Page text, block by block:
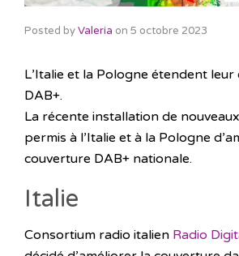
Posted byValeria on 5 octobre 2023
L’Italie et la Pologne étendent
DAB+.
La récente installation de
permis à l’Italie et à la Pologne
couverture DAB+ nationale.
Italie
Consortium radio italien Radio